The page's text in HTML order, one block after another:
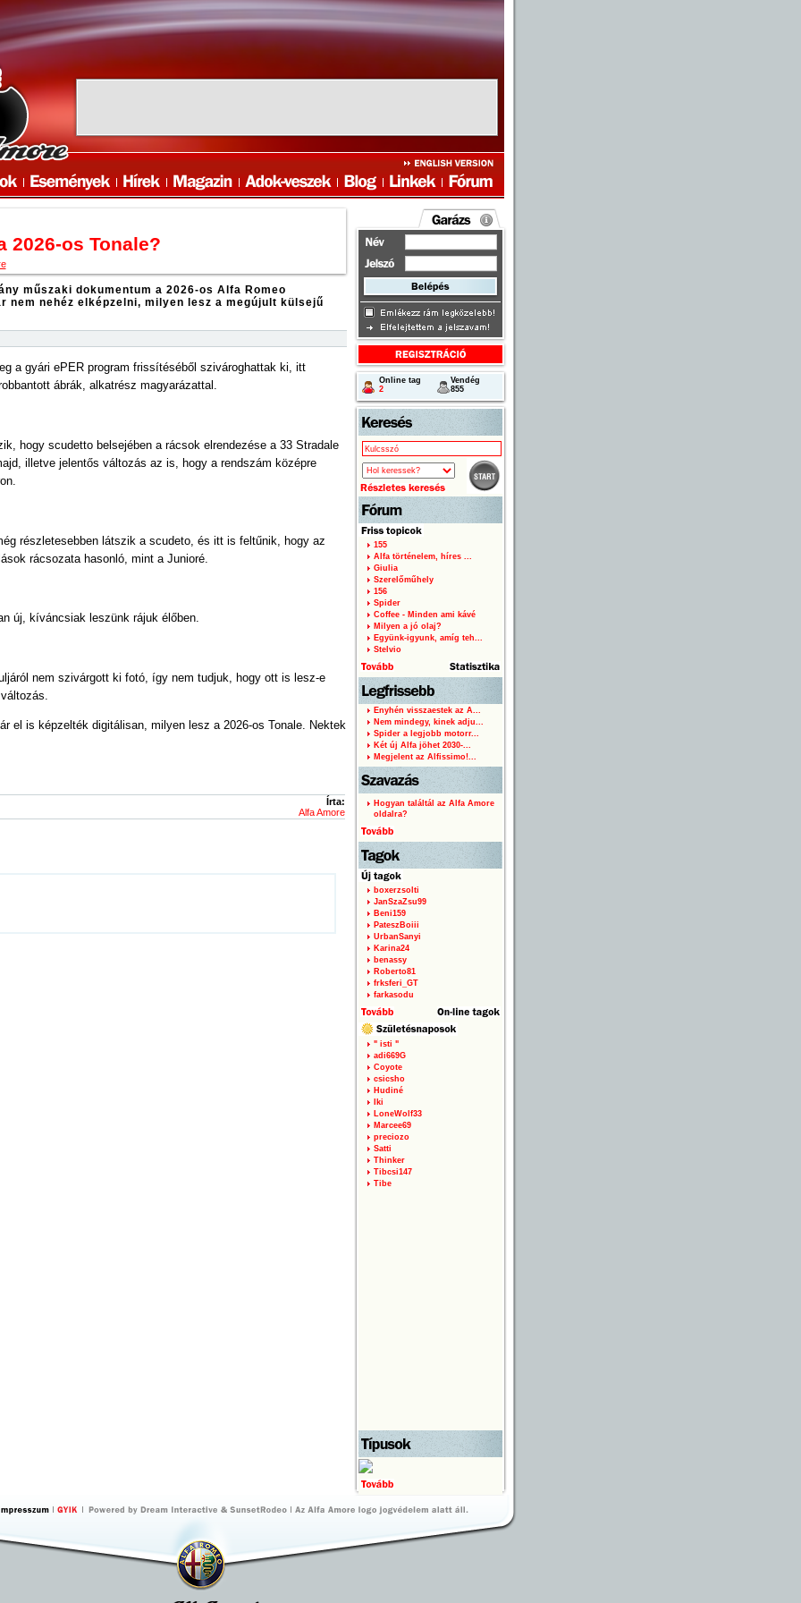
2026-os Tonale?
műszaki dokumentum a 2026-os Alfa Romeo
nem nehéz elképzelni, milyen lesz a megújult külsejű
a gyári ePER program frissítéséből szivároghattak ki, itt
ábrák, alkatrész magyarázattal.
hogy scudetto belsejében a rácsok elrendezése a 33 Stradale
illetve jelentős változás az is, hogy a rendszám középre
részletesebben látszik a scudeto, és itt is feltűnik, hogy az
rácsozata hasonló, mint a Junioré.
új, kíváncsiak leszünk rájuk élőben.
nem szivárgott ki fotó, így nem tudjuk, hogy ott is lesz-e
el is képzelték digitálisan, milyen lesz a 2026-os Tonale. Nektek
Írta:
Alfa Amore
Online tag
2
Vendég
855
155
Alfa történelem, híres ...
Giulia
Szerelőműhely
156
Spider
Coffee - Minden ami kávé
Milyen a jó olaj?
Együnk-igyunk, amíg teh...
Stelvio
Enyhén visszaestek az A...
Nem mindegy, kinek adju...
Spider a legjobb motorr...
Két új Alfa jöhet 2030-...
Megjelent az Alfissimo!...
Hogyan találtál az Alfa Amore
oldalra?
boxerzsolti
JanSzaZsu99
Beni159
PateszBoiii
UrbanSanyi
Karina24
benassy
Roberto81
frksferi_GT
farkasodu
" isti "
adi669G
Coyote
csicsho
Hudiné
Iki
LoneWolf33
Marcee69
preciozo
Satti
Thinker
Tibcsi147
Tibe
Interactive
SunsetRodeo